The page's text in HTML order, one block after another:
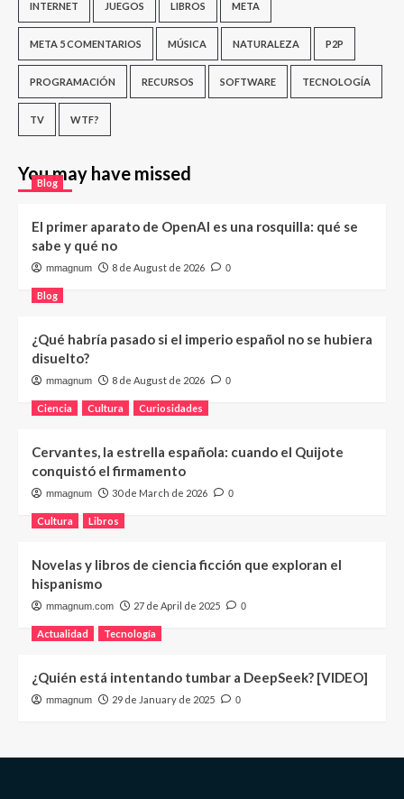
INTERNET JUEGOS LIBROS META
META 5 COMENTARIOS MÚSICA NATURALEZA P2P
PROGRAMACIÓN RECURSOS SOFTWARE TECNOLOGÍA
TV WTF?
You may have missed
Blog
El primer aparato de OpenAI es una rosquilla: qué se
sabe y qué no
mmagnum 8 de August de 2026 0
Blog
¿Qué habría pasado si el imperio español no se hubiera
disuelto?
mmagnum 8 de August de 2026 0
Ciencia Cultura Curiosidades
Cervantes, la estrella española: cuando el Quijote
conquistó el firmamento
mmagnum 30 de March de 2026 0
Cultura Libros
Novelas y libros de ciencia ficción que exploran el
hispanismo
mmagnum.com 27 de April de 2025 0
Actualidad Tecnología
¿Quién está intentando tumbar a DeepSeek? [VIDEO]
mmagnum 29 de January de 2025 0